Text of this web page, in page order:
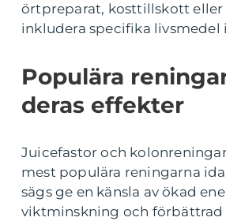
örtpreparat, kosttillskott
inkludera specifika livsmedel
Populära
deras effekter
Juicefastor och
mest populära reningarna
sägs ge en känsla av ökad
viktminskning och förbättrad